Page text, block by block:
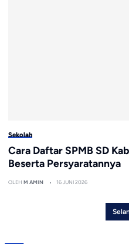
Sekolah
Cara Daftar SPMB SD
Beserta Persyaratannya
OLEH M AMIN 16 JUNI 2026